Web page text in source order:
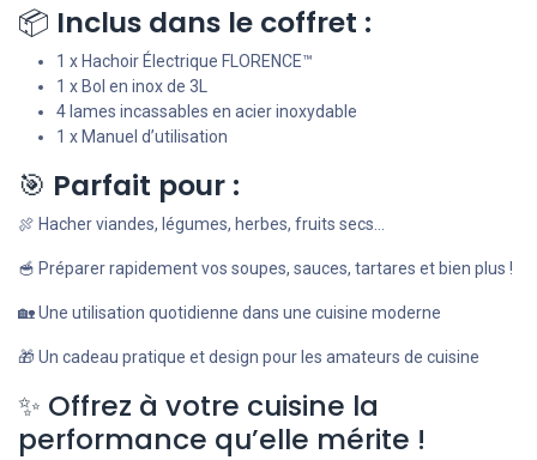
📦 Inclus dans le coffret :
1 x Hachoir Électrique FLORENCE™
1 x Bol en inox de 3L
4 lames incassables en acier inoxydable
1 x Manuel d’utilisation
🎯 Parfait pour :
🍖 Hacher viandes, légumes, herbes, fruits secs...
🥣 Préparer rapidement vos soupes, sauces, tartares et bien plus !
🏡 Une utilisation quotidienne dans une cuisine moderne
🎁 Un cadeau pratique et design pour les amateurs de cuisine
✨ Offrez à votre cuisine la
performance qu’elle mérite !